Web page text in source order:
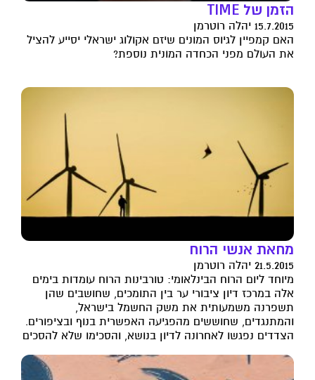
הזמן של TIME
15.7.2015 יהלה רוטרמן
האם קמפיין לגיוס המונים שיזם אקולוג ישראלי יסייע להציל
את העולם מפני הכחדה המונית נוספת?
מחאת אנשי הרוח
21.5.2015 יהלה רוטרמן
מיוחד ליום הרוח הבינלאומי: טורבינות הרוח עומדות בימים
אלה במרכז דיון ציבורי ער בין התומכים, שחושבים שהן
תשפרנה משמעותית את משק החשמל בישראל,
והמתנגדים, שחוששים מהפגיעה האפשרית בנוף ובציפורים.
הצדדים נפגשו לאחרונה לדיון בנושא, והסכימו שלא להסכים